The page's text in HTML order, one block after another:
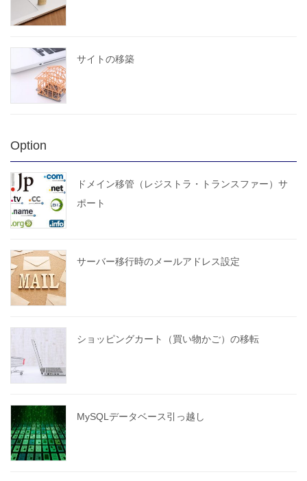
サイトの移築
Option
ドメイン移管（レジストラ・トランスファー）サ
ポート
サーバー移行時のメールアドレス設定
ショッピングカート（買い物かご）の移転
MySQLデータベース引っ越し